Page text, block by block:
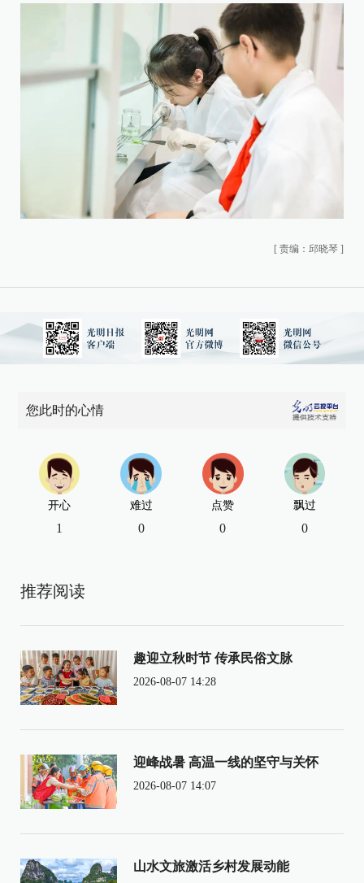
[ 责编：邱晓琴 ]
您此时的心情
开心
1
难过
0
点赞
0
飘过
0
推荐阅读
趣迎立秋时节 传承民俗文脉
2026-08-07 14:28
迎峰战暑 高温一线的坚守与关怀
2026-08-07 14:07
山水文旅激活乡村发展动能